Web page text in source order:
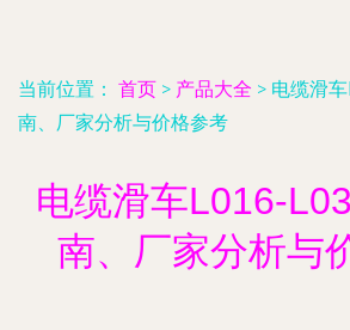
当前位置： 首页 > 产品大全 > 电缆滑
南、厂家分析与价格参考
电缆滑车L016-
南、厂家分析与